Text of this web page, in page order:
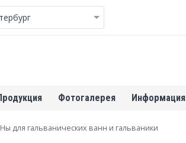
Фотогалерея Информация
для гальванических ванн и гальваники